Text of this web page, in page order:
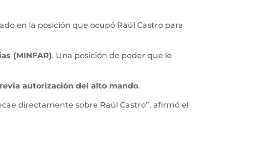
en la posición que ocupó Raúl Castro para
(MINFAR). Una posición de poder que le
autorización del alto mando.
directamente sobre Raúl Castro”, afirmó el